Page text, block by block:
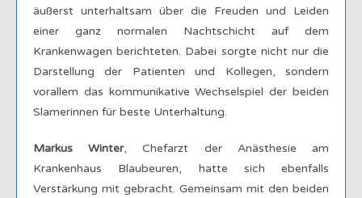
äußerst unterhaltsam über die Freuden und Leiden
einer ganz normalen Nachtschicht auf dem
Krankenwagen berichteten. Dabei sorgte nicht nur die
Darstellung der Patienten und Kollegen, sondern
vorallem das kommunikative Wechselspiel der beiden
Slamerinnen für beste Unterhaltung.
Markus Winter, Chefarzt der Anästhesie am
Krankenhaus Blaubeuren, hatte sich ebenfalls
Verstärkung mit gebracht. Gemeinsam mit den beiden